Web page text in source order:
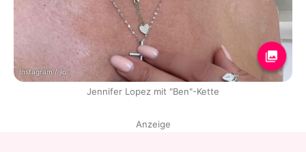
Instagram / jlo
Jennifer Lopez mit "Ben"-Kette
Anzeige